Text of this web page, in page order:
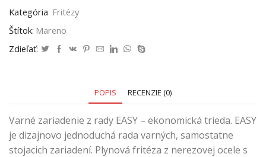
Kategória Fritézy
Štítok: Mareno
Zdieľať:
POPIS RECENZIE (0)
Varné zariadenie z rady EASY – ekonomická trieda. EASY
je dizajnovo jednoduchá rada varných, samostatne
stojacich zariadení. Plynová fritéza z nerezovej ocele s